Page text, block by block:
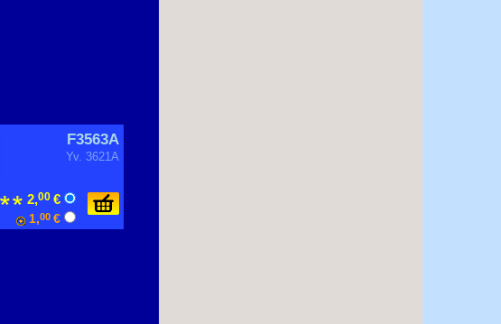
F3563A
Yv. 3621A
2,00 €
1,00 €